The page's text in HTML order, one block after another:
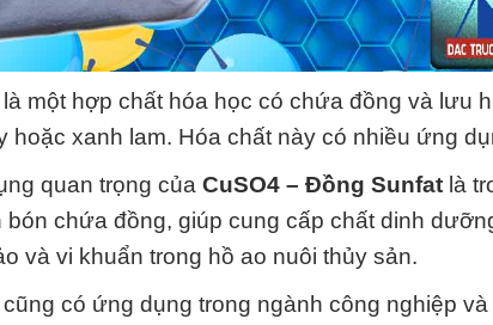
là một hợp chất hóa học có chứa đồng và lưu
hoặc xanh lam. Hóa chất này có nhiều ứng
quan trọng của CuSO4 – Đồng Sunfat là
chứa đồng, giúp cung cấp chất dinh
và vi khuẩn trong hồ ao nuôi thủy sản.
cũng có ứng dụng trong ngành công nghiệp